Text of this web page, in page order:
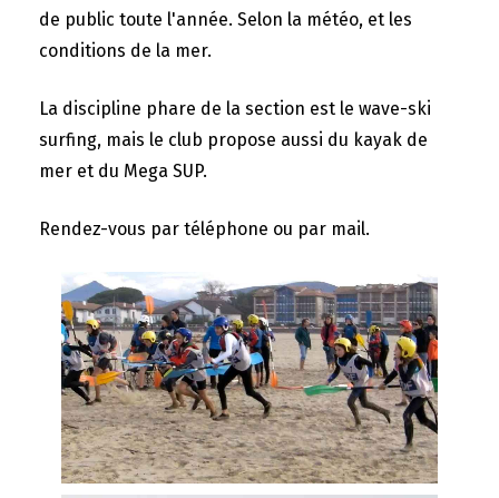
de public toute l'année. Selon la météo, et les
conditions de la mer.
La discipline phare de la section est le wave-ski
surfing, mais le club propose aussi du kayak de
mer et du Mega SUP.
Rendez-vous par téléphone ou par mail.